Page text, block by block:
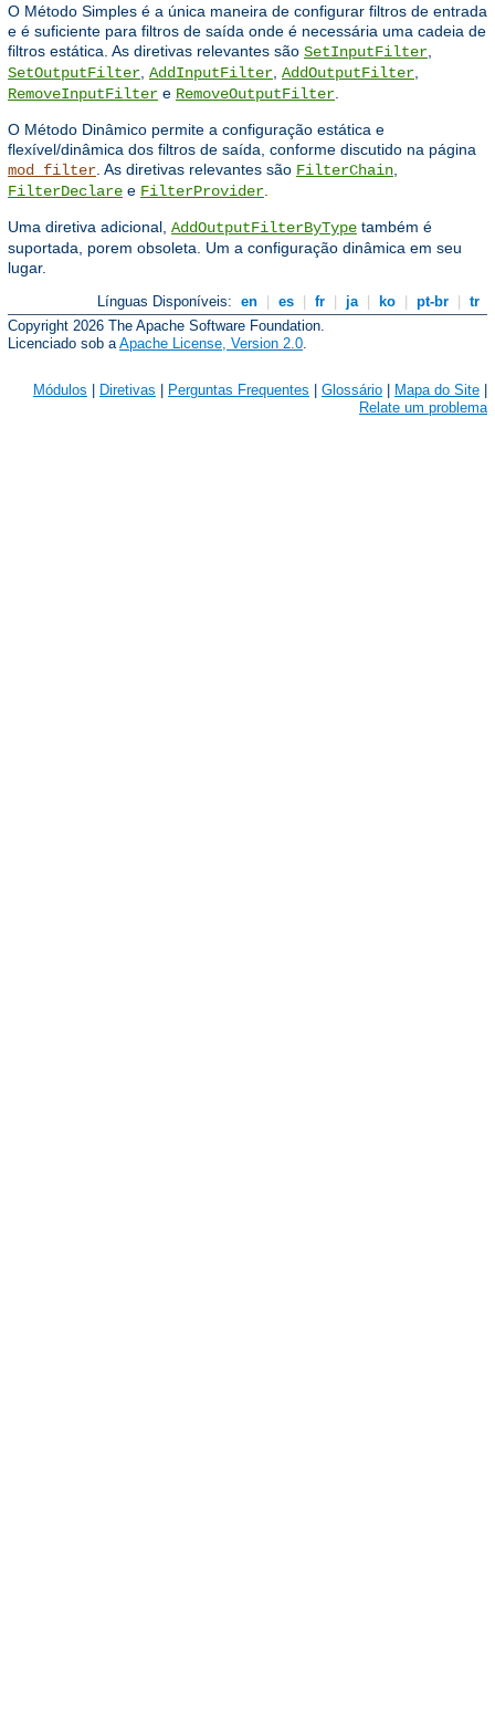
O Método Simples é a única maneira de configurar filtros de entrada
e é suficiente para filtros de saída onde é necessária uma cadeia de
filtros estática. As diretivas relevantes são SetInputFilter
SetOutputFilter AddInputFilter AddOutputFilter
RemoveInputFilter e RemoveOutputFilter
O Método Dinâmico permite a configuração estática e
flexível/dinâmica dos filtros de saída, conforme discutido na página
mod_filter . As diretivas relevantes são FilterChain
FilterDeclare e FilterProvider
Uma diretiva adicional, AddOutputFilterByType também é
suportada, porem obsoleta. Um a configuração dinâmica em seu
lugar.
Línguas Disponíveis: en | es | fr | ja | ko | pt-br | tr
Copyright 2026 The Apache Software Foundation.
Licenciado sob aApache License, Version 2.0.
Módulos Diretivas Perguntas Frequentes Glossário Mapa do Site
Relate um problema